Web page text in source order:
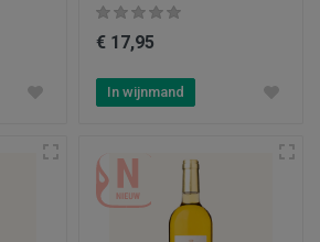
€ 17,95
In wijnmand